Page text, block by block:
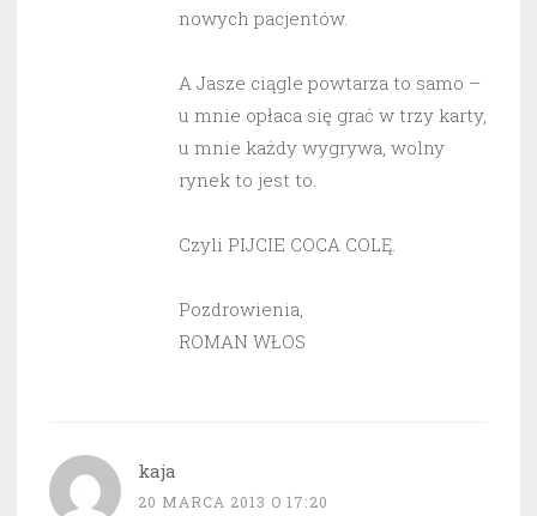
nowych pacjentów.
A Jasze ciągle powtarza to samo –
u mnie opłaca się grać w trzy karty,
u mnie każdy wygrywa, wolny
rynek to jest to.
Czyli PIJCIE COCA COLĘ.
Pozdrowienia,
ROMAN WŁOS
kaja
20 MARCA 2013 O 17:20